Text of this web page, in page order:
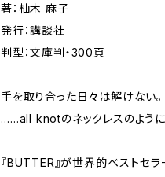
著：柚木 麻子
発行：講談社
判型：文庫判・300頁
手を取り合った日々は解けない。
……all knotのネックレスのように
『BUTTER』が世界的ベストセラ